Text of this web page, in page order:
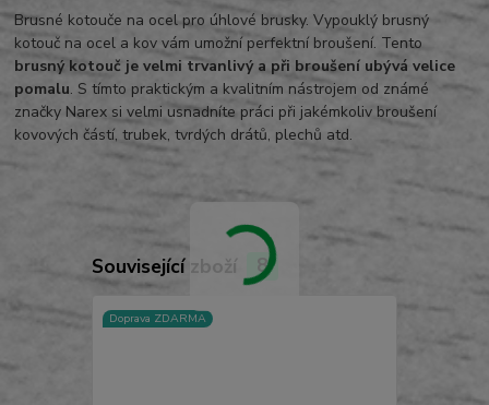
Brusné kotouče na ocel pro úhlové brusky. Vypouklý brusný
kotouč na ocel a kov vám umožní perfektní broušení. Tento
brusný kotouč je velmi trvanlivý a při broušení ubývá velice
pomalu. S tímto praktickým a kvalitním nástrojem od známé
značky Narex si velmi usnadníte práci při jakémkoliv broušení
kovových částí, trubek, tvrdých drátů, plechů atd.
Související zboží 8
Doprava ZDARMA
Doprava